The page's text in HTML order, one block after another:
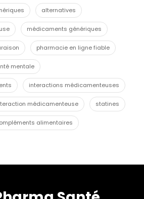
alternatives
médicaments génériques
pharmacie en ligne fiable
mentale
interactions médicamenteuses
médicamenteuse statines
alimentaires